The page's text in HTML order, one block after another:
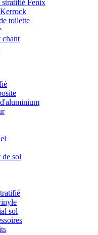
stratifié Fenix
toilette
chant
de sol
sol